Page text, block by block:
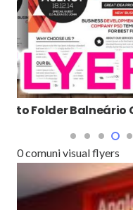
Balneário Camboriú
0 comuni visual flyers